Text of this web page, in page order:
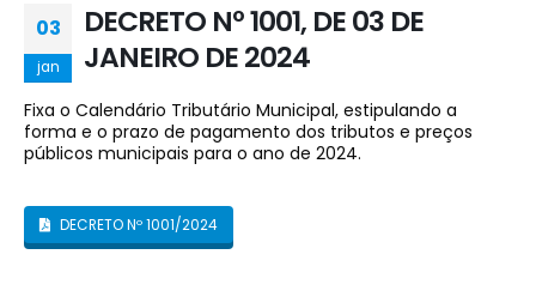
03
jan
DECRETO Nº 1001, DE 03 DE
JANEIRO DE 2024
Fixa o Calendário Tributário Municipal, estipulando a
forma e o prazo de pagamento dos tributos e preços
públicos municipais para o ano de 2024.
DECRETO Nº 1001/2024